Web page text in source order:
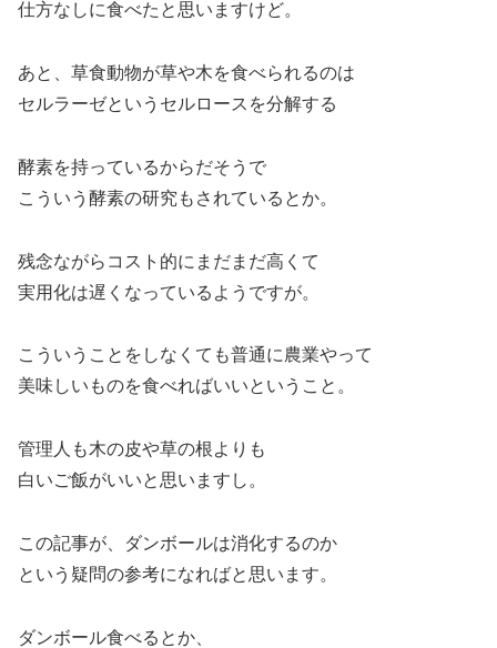
仕方なしに食べたと思いますけど。
あと、草食動物が草や木を食べられるのは
セルラーゼというセルロースを分解する
酵素を持っているからだそうで
こういう酵素の研究もされているとか。
残念ながらコスト的にまだまだ高くて
実用化は遅くなっているようですが。
こういうことをしなくても普通に農業やって
美味しいものを食べればいいということ。
管理人も木の皮や草の根よりも
白いご飯がいいと思いますし。
この記事が、ダンボールは消化するのか
という疑問の参考になればと思います。
ダンボール食べるとか、